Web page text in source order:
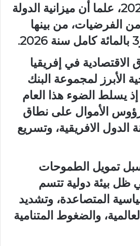
نفسها من عام 2025، علما أن ميزانية الدولة
الفرضيات، من بينها
الاقتصادية في إفريقيا
الأبرز لمجموعة البنك
إذ يسلط الضوء هذا العام
رؤوس الأموال على نطاق
الدول الافريقية، وتسريع
تمويل الطموحات
ظل بيئة دولية تتسم
المتصاعدة، وتشديد
والضغوط المتنامية